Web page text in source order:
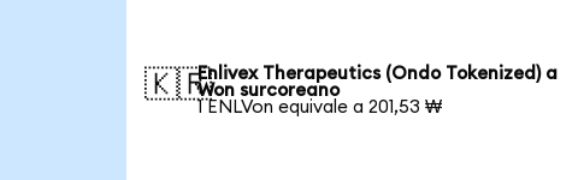
🇰🇷Enlivex Therapeutics (Ondo Tokenized) a
Won surcoreano
1 ENLVon equivale a 201,53 ₩